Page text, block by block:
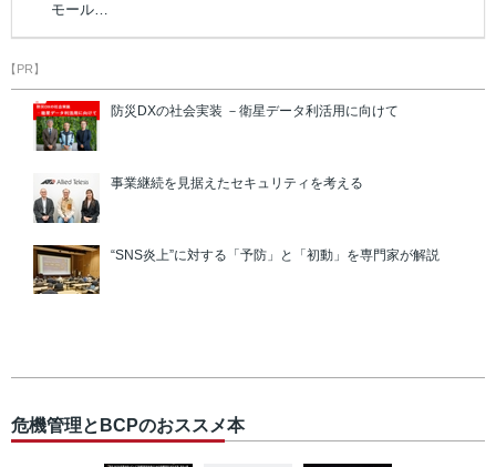
モール…
【PR】
防災DXの社会実装 －衛星データ利活用に向けて
事業継続を見据えたセキュリティを考える
“SNS炎上”に対する「予防」と「初動」を専門家が解説
危機管理とBCPのおススメ本